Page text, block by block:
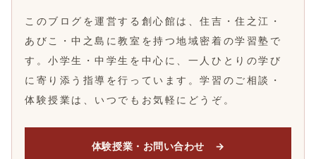
このブログを運営する創心館は、住吉・住之江・
あびこ・中之島に教室を持つ地域密着の学習塾で
す。小学生・中学生を中心に、一人ひとりの学び
に寄り添う指導を行っています。学習のご相談・
体験授業は、いつでもお気軽にどうぞ。
体験授業・お問い合わせ →